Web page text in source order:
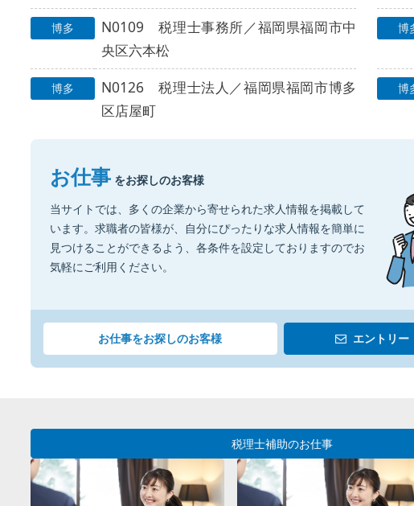
博多
N0109 税理士事務所／福岡県福岡市中
央区六本松
博多
N0126 税理士法人／福岡県福岡市博多
区店屋町
博
博
お仕事 をお探しのお客様
当サイトでは、多くの企業から寄せられた求人情報を掲載して
います。求職者の皆様が、自分にぴったりな求人情報を簡単に
見つけることができるよう、各条件を設定しておりますのでお
気軽にご利用ください。
お仕事をお探しのお客様 エントリー
税理士補助のお仕事